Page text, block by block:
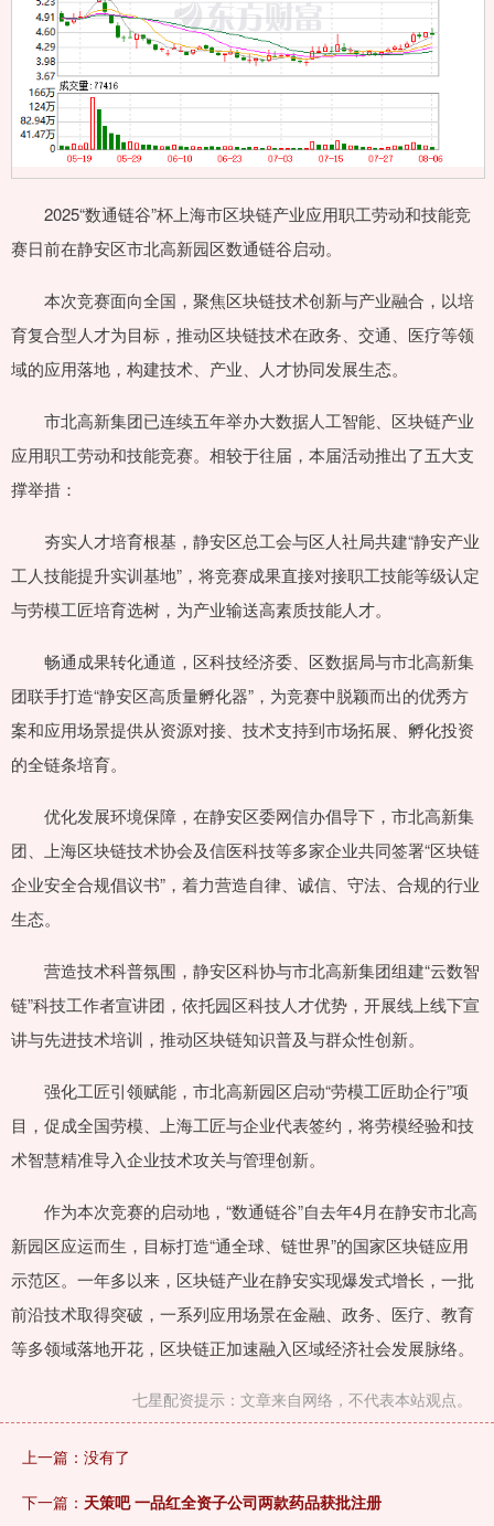
2025“数通链谷”杯上海市区块链产业应用职工劳动和技能竞
赛日前在静安区市北高新园区数通链谷启动。
本次竞赛面向全国，聚焦区块链技术创新与产业融合，以培
育复合型人才为目标，推动区块链技术在政务、交通、医疗等领
域的应用落地，构建技术、产业、人才协同发展生态。
市北高新集团已连续五年举办大数据人工智能、区块链产业
应用职工劳动和技能竞赛。相较于往届，本届活动推出了五大支
撑举措：
夯实人才培育根基，静安区总工会与区人社局共建“静安产业
工人技能提升实训基地”，将竞赛成果直接对接职工技能等级认定
与劳模工匠培育选树，为产业输送高素质技能人才。
畅通成果转化通道，区科技经济委、区数据局与市北高新集
团联手打造“静安区高质量孵化器”，为竞赛中脱颖而出的优秀方
案和应用场景提供从资源对接、技术支持到市场拓展、孵化投资
的全链条培育。
优化发展环境保障，在静安区委网信办倡导下，市北高新集
团、上海区块链技术协会及信医科技等多家企业共同签署“区块链
企业安全合规倡议书”，着力营造自律、诚信、守法、合规的行业
生态。
营造技术科普氛围，静安区科协与市北高新集团组建“云数智
链”科技工作者宣讲团，依托园区科技人才优势，开展线上线下宣
讲与先进技术培训，推动区块链知识普及与群众性创新。
强化工匠引领赋能，市北高新园区启动“劳模工匠助企行”项
目，促成全国劳模、上海工匠与企业代表签约，将劳模经验和技
术智慧精准导入企业技术攻关与管理创新。
作为本次竞赛的启动地，“数通链谷”自去年4月在静安市北高
新园区应运而生，目标打造“通全球、链世界”的国家区块链应用
示范区。一年多以来，区块链产业在静安实现爆发式增长，一批
前沿技术取得突破，一系列应用场景在金融、政务、医疗、教育
等多领域落地开花，区块链正加速融入区域经济社会发展脉络。
七星配资提示：文章来自网络，不代表本站观点。
上一篇：没有了
下一篇： 天策吧 一品红全资子公司两款药品获批注册